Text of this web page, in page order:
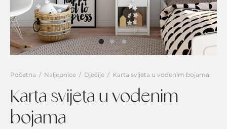
Početna / Naljepnice / Dječije / Karta svijeta u vodenim bojama
Karta svijeta u vodenim
bojama
svijeta
visine
boravak
svijeta